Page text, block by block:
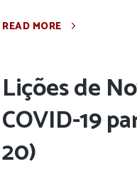
READ MORE
Lições de
COVID-19
20)